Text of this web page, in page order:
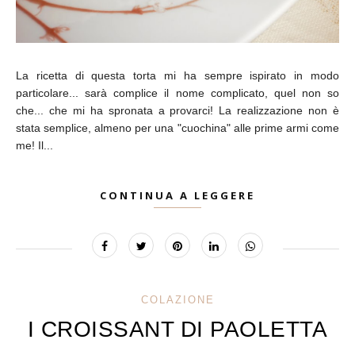
La ricetta di questa torta mi ha sempre ispirato in modo
particolare... sarà complice il nome complicato, quel non so
che... che mi ha spronata a provarci! La realizzazione non è
stata semplice, almeno per una "cuochina" alle prime armi come
me! Il...
CONTINUA A LEGGERE
COLAZIONE
I CROISSANT DI PAOLETTA